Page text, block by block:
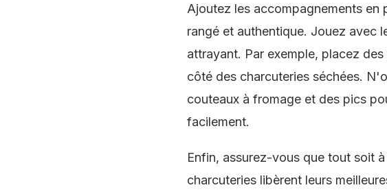
Ajoutez les accompagnements en
rangé et authentique. Jouez avec
attrayant. Par exemple, placez
côté des charcuteries séchées.
couteaux à fromage et des pics
facilement.
Enfin, assurez-vous que tout soit
charcuteries libèrent leurs